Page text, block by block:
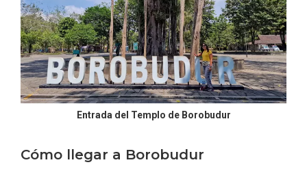
Entrada del Templo de Borobudur
Cómo llegar a Borobudur